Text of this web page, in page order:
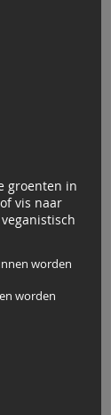
groenten in
vis naar
worden
worden